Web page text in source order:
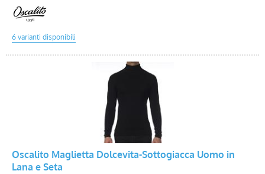
Oscalito Maglietta Dolcevita-Sottogiacca Uomo in
Lana e Seta